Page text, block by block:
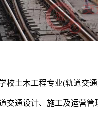
校土木工程专业(轨道交
交通设计、施工及运营管